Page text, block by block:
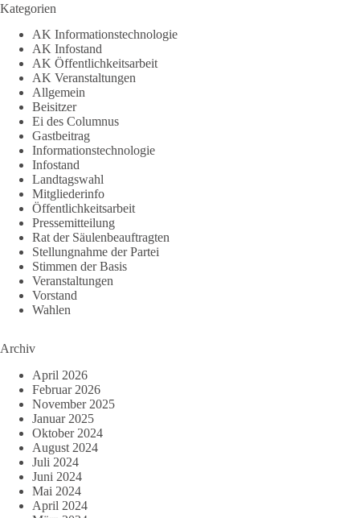
Kategorien
AK Informationstechnologie
AK Infostand
AK Öffentlichkeitsarbeit
AK Veranstaltungen
Allgemein
Beisitzer
Ei des Columnus
Gastbeitrag
Informationstechnologie
Infostand
Landtagswahl
Mitgliederinfo
Öffentlichkeitsarbeit
Pressemitteilung
Rat der Säulenbeauftragten
Stellungnahme der Partei
Stimmen der Basis
Veranstaltungen
Vorstand
Wahlen
Archiv
April 2026
Februar 2026
November 2025
Januar 2025
Oktober 2024
August 2024
Juli 2024
Juni 2024
Mai 2024
April 2024